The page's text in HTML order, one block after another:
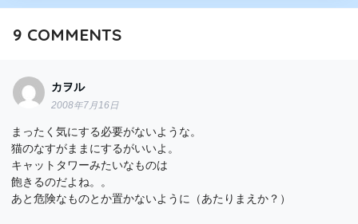
9 COMMENTS
カヲル
2008年7月16日
まったく気にする必要がないような。
猫のなすがままにするがいいよ。
キャットタワーみたいなものは
飽きるのだよね。。
あと危険なものとか置かないように（あたりまえか？）